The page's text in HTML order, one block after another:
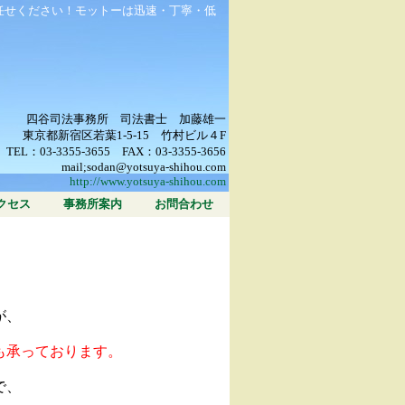
ください！モットーは迅速・丁寧・低
四谷司法事務所 司法書士 加藤雄一
東京都新宿区若葉1-5-15 竹村ビル４F
TEL：03-3355-3655 FAX：03-3355-3656
mail;sodan@yotsuya-shihou.com
http://www.yotsuya-shihou.com
セス
事務所案内 お問合わせ
っております。